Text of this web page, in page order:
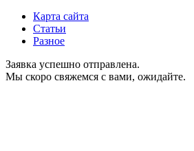
Карта сайта
Статьи
Разное
Заявка успешно отправлена.
Мы скоро свяжемся с вами, ожидайте.